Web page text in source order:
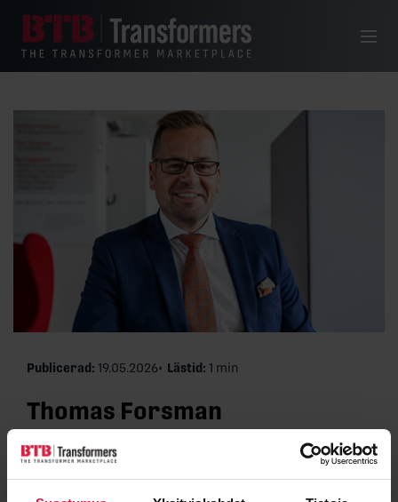
Meny
Publicerad: 19.05.2026 Lästid: 1 min
Thomas Forsman